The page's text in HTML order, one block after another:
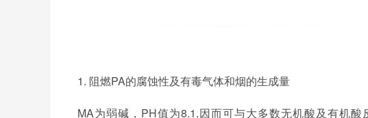
1. 阻燃PA的腐蚀性及有毒气体和烟的生成量
MA为弱碱，PH值为8.1,因而可与大多数无机酸及有机